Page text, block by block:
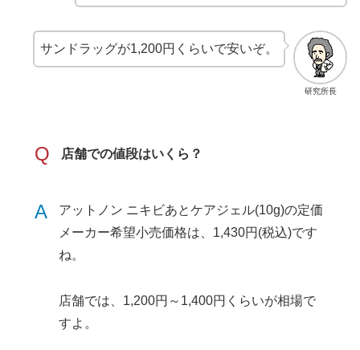
研究所長
サンドラッグが1,200円くらいで安いぞ。
Q 店舗での値段はいくら？
A
アットノン ニキビあとケアジェル(10g)の定価
メーカー希望小売価格は、1,430円(税込)です
ね。
店舗では、1,200円～1,400円くらいが相場で
すよ。